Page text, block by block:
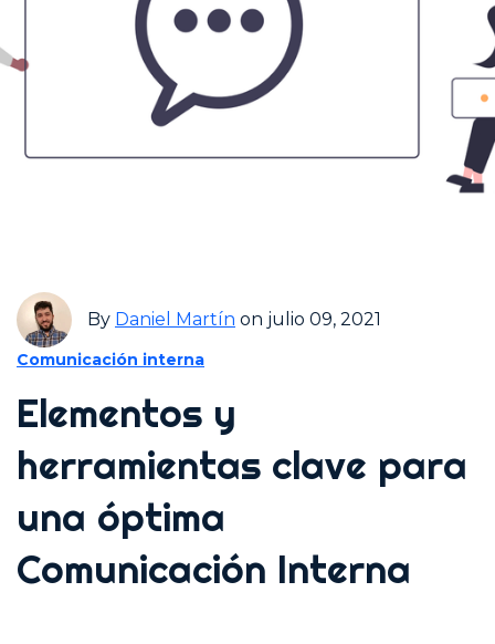
By Daniel Martín on julio 09, 2021
Comunicación interna
Elementos y
herramientas clave para
una óptima
Comunicación Interna